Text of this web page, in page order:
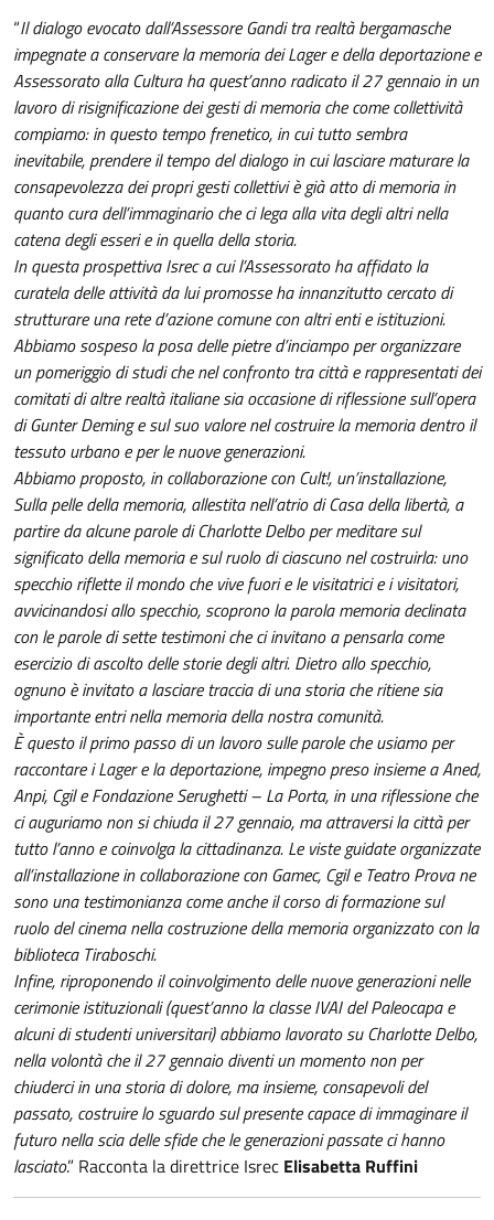
“Il dialogo evocato dall’Assessore Gandi tra realtà bergamasche
impegnate a conservare la memoria dei Lager e della deportazione e
Assessorato alla Cultura ha quest’anno radicato il 27 gennaio in un
lavoro di risignificazione dei gesti di memoria che come collettività
compiamo: in questo tempo frenetico, in cui tutto sembra
inevitabile, prendere il tempo del dialogo in cui lasciare maturare la
consapevolezza dei propri gesti collettivi è già atto di memoria in
quanto cura dell’immaginario che ci lega alla vita degli altri nella
catena degli esseri e in quella della storia.
In questa prospettiva Isrec a cui l’Assessorato ha affidato la
curatela delle attività da lui promosse ha innanzitutto cercato di
strutturare una rete d’azione comune con altri enti e istituzioni.
Abbiamo sospeso la posa delle pietre d’inciampo per organizzare
un pomeriggio di studi che nel confronto tra città e rappresentati dei
comitati di altre realtà italiane sia occasione di riflessione sull’opera
di Gunter Deming e sul suo valore nel costruire la memoria dentro il
tessuto urbano e per le nuove generazioni.
Abbiamo proposto, in collaborazione con Cult!, un’installazione,
Sulla pelle della memoria, allestita nell’atrio di Casa della libertà, a
partire da alcune parole di Charlotte Delbo per meditare sul
significato della memoria e sul ruolo di ciascuno nel costruirla: uno
specchio riflette il mondo che vive fuori e le visitatrici e i visitatori,
avvicinandosi allo specchio, scoprono la parola memoria declinata
con le parole di sette testimoni che ci invitano a pensarla come
esercizio di ascolto delle storie degli altri. Dietro allo specchio,
ognuno è invitato a lasciare traccia di una storia che ritiene sia
importante entri nella memoria della nostra comunità.
È questo il primo passo di un lavoro sulle parole che usiamo per
raccontare i Lager e la deportazione, impegno preso insieme a Aned,
Anpi, Cgil e Fondazione Serughetti – La Porta, in una riflessione che
ci auguriamo non si chiuda il 27 gennaio, ma attraversi la città per
tutto l’anno e coinvolga la cittadinanza. Le viste guidate organizzate
all’installazione in collaborazione con Gamec, Cgil e Teatro Prova ne
sono una testimonianza come anche il corso di formazione sul
ruolo del cinema nella costruzione della memoria organizzato con la
biblioteca Tiraboschi.
Infine, riproponendo il coinvolgimento delle nuove generazioni nelle
cerimonie istituzionali (quest’anno la classe IVAI del Paleocapa e
alcuni di studenti universitari) abbiamo lavorato su Charlotte Delbo,
nella volontà che il 27 gennaio diventi un momento non per
chiuderci in una storia di dolore, ma insieme, consapevoli del
passato, costruire lo sguardo sul presente capace di immaginare il
futuro nella scia delle sfide che le generazioni passate ci hanno
lasciato.” Racconta la direttrice Isrec Elisabetta Ruffini